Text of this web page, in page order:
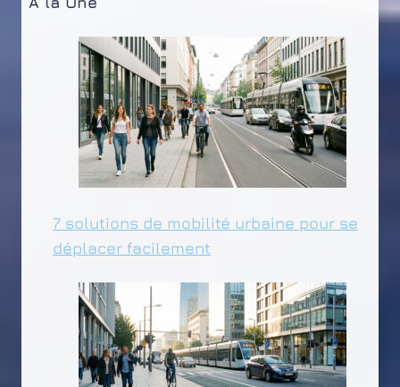
7 solutions de mobilité urbaine pour se
déplacer facilement